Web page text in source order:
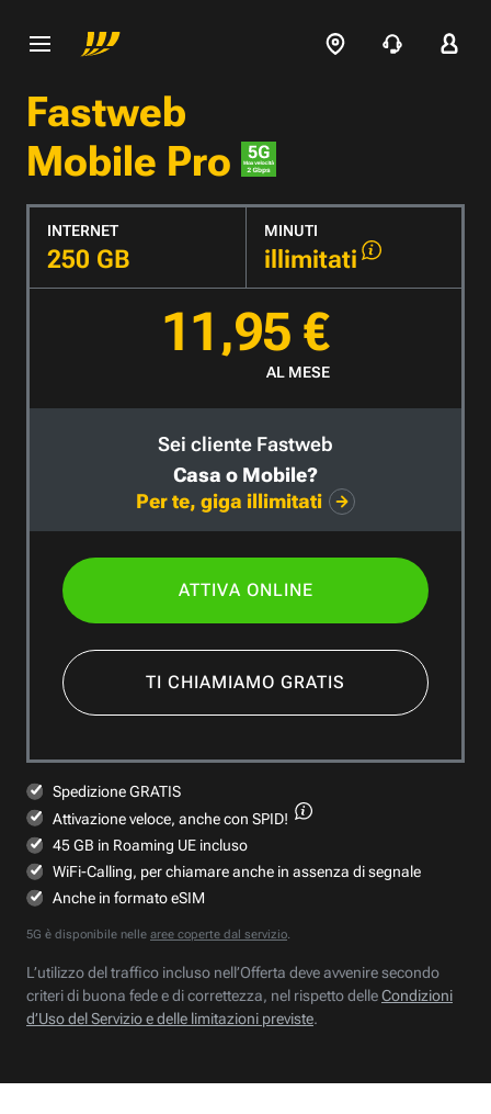
Fastweb
Mobile Pro
INTERNET
250 GB
MINUTI
illimitati
11,95 €
AL MESE
Sei cliente Fastweb
Casa o Mobile?
Per te, giga illimitati
ATTIVA ONLINE
TI CHIAMIAMO GRATIS
Spedizione GRATIS
Attivazione veloce, anche con SPID!
45 GB in Roaming UE incluso
WiFi-Calling, per chiamare anche in assenza di segnale
Anche in formato eSIM
5G è disponibile nelle aree coperte dal servizio.
L’utilizzo del traffico incluso nell’Offerta deve avvenire secondo
criteri di buona fede e di correttezza, nel rispetto delleCondizioni
d’Uso del Servizio e delle limitazioni previste.